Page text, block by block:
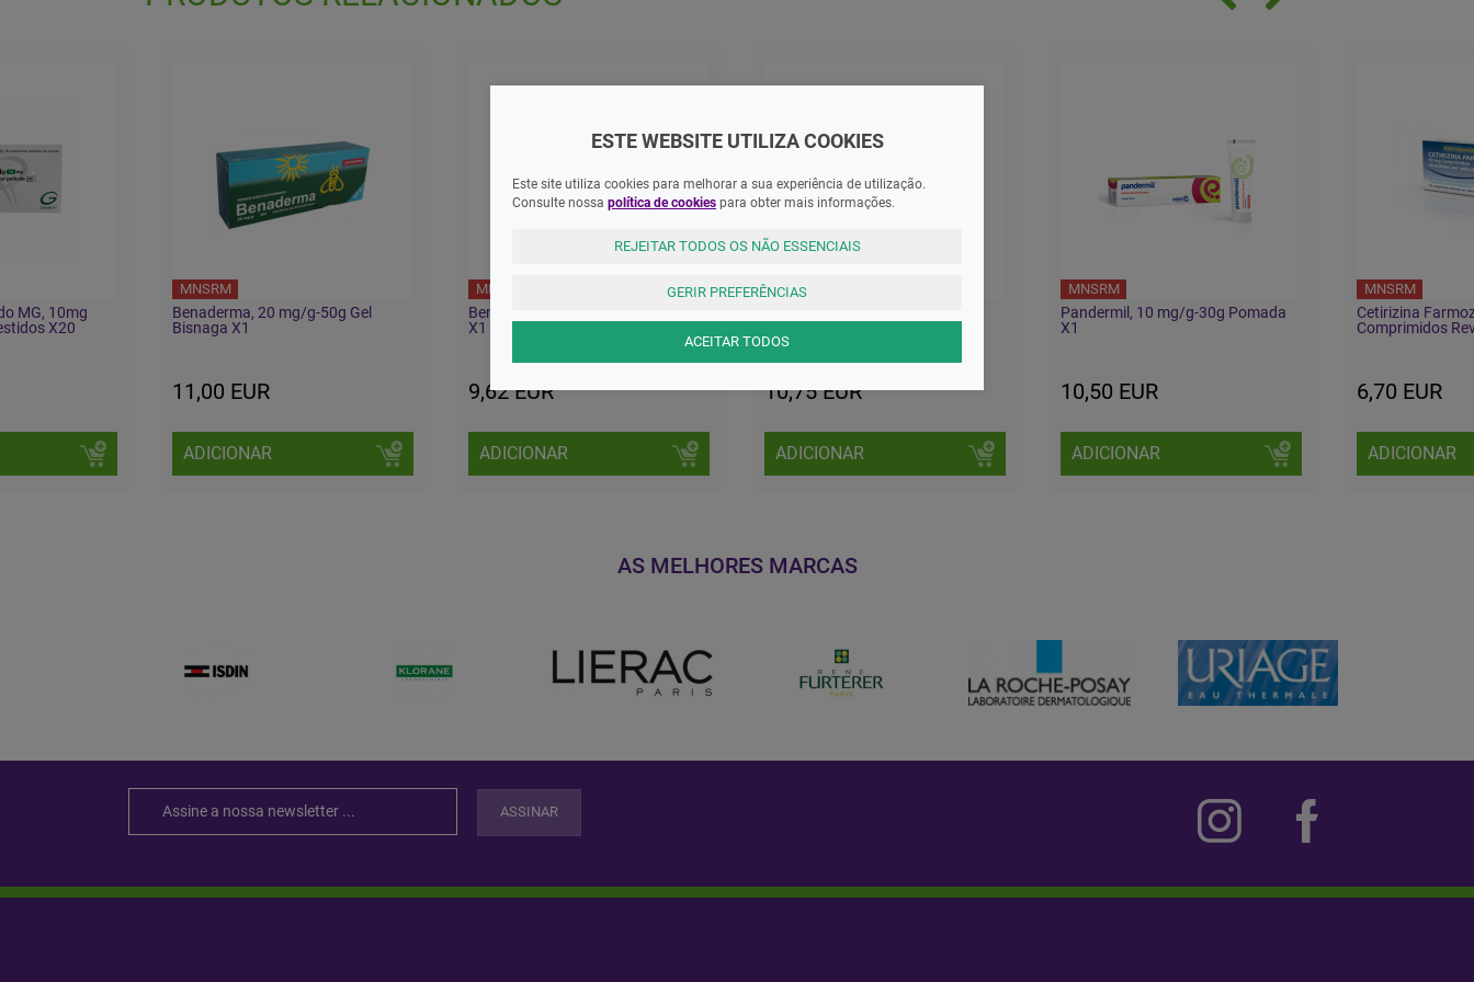
MG, 10mg
X20
MNSRM
Benaderma, 20 mg/g-50g Gel
Bisnaga X1
11,00 EUR
ADICIONAR
MNSRM
Benergina, 12,5 mg/g-20g Pomada
X1
9,62 EUR
ADICIONAR
10,75 EUR
ADICIONAR
MNSRM
Pandermil, 10 mg/g-30g Pomada
X1
10,50 EUR
ADICIONAR
MNSRM
Cetirizina
Comprimidos
6,70 EUR
ADICIONAR
AS MELHORES MARCAS
ASSINAR
ESTE WEBSITE UTILIZA COOKIES
Este site utiliza cookies para melhorar a sua experiência de utilização.
Consulte nossa política de cookies para obter mais informações.
REJEITAR TODOS OS NÃO ESSENCIAIS
GERIR PREFERÊNCIAS
ACEITAR TODOS